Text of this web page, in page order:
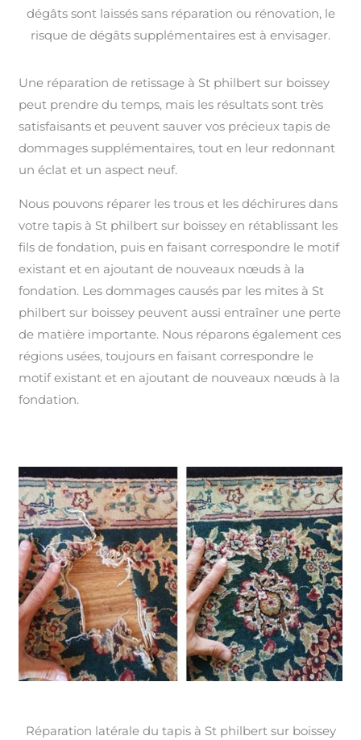
dégâts sont laissés sans réparation ou rénovation, le
risque de dégâts supplémentaires est à envisager.
Une réparation de retissage à St philbert sur boissey
peut prendre du temps, mais les résultats sont très
satisfaisants et peuvent sauver vos précieux tapis de
dommages supplémentaires, tout en leur redonnant
un éclat et un aspect neuf.
Nous pouvons réparer les trous et les déchirures dans
votre tapis à St philbert sur boissey en rétablissant les
fils de fondation, puis en faisant correspondre le motif
existant et en ajoutant de nouveaux nœuds à la
fondation. Les dommages causés par les mites à St
philbert sur boissey peuvent aussi entraîner une perte
de matière importante. Nous réparons également ces
régions usées, toujours en faisant correspondre le
motif existant et en ajoutant de nouveaux nœuds à la
fondation.
Réparation latérale du tapis à St philbert sur boissey